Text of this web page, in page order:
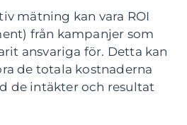
mätning kan vara ROI
från kampanjer som
ansvariga för. Detta kan
de totala kostnaderna
de intäkter och resultat